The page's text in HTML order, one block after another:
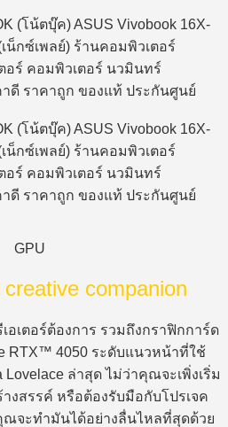
GPU
companion
อเตอร์ต้องการ รวมถึงกราฟิกการ์ด
RTX™ 4050 ระดับแนวหน้าที่ใช้
Lovelace ล่าสุด ไม่ว่าคุณจะเพิ่งเริ่ม
งสรรค์ หรือต้องรับมือกับโปรเจค
จะทำมันได้อย่างลื่นไหลที่สุดด้วย